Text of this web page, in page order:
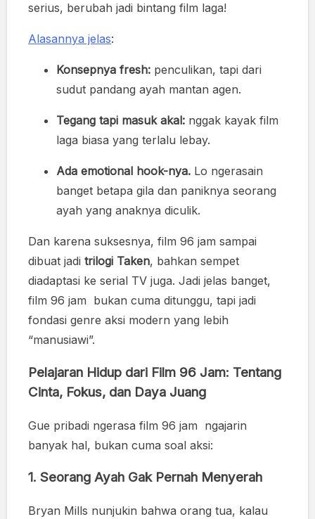
serius, berubah jadi bintang film laga!
Alasannya jelas:
Konsepnya fresh: penculikan, tapi dari
sudut pandang ayah mantan agen.
Tegang tapi masuk akal: nggak kayak film
laga biasa yang terlalu lebay.
Ada emotional hook-nya. Lo ngerasain
banget betapa gila dan paniknya seorang
ayah yang anaknya diculik.
Dan karena suksesnya, film 96 jam sampai
dibuat jadi trilogi Taken, bahkan sempet
diadaptasi ke serial TV juga. Jadi jelas banget,
film 96 jam bukan cuma ditunggu, tapi jadi
fondasi genre aksi modern yang lebih
“manusiawi”.
Pelajaran Hidup dari Film 96 Jam: Tentang
Cinta, Fokus, dan Daya Juang
Gue pribadi ngerasa film 96 jam ngajarin
banyak hal, bukan cuma soal aksi:
1. Seorang Ayah Gak Pernah Menyerah
Bryan Mills nunjukin bahwa orang tua, kalau